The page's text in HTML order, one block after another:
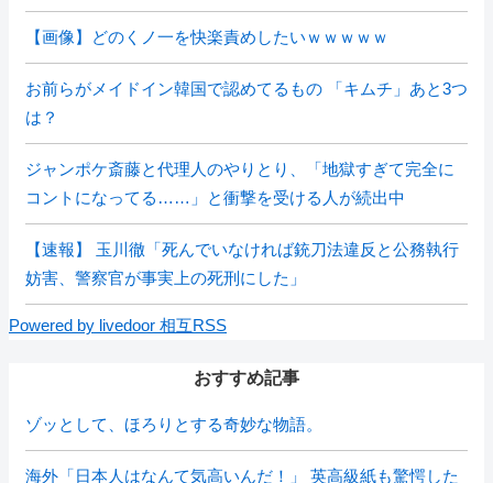
【画像】どのくノ一を快楽責めしたいｗｗｗｗｗ
お前らがメイドイン韓国で認めてるもの 「キムチ」あと3つ
は？
ジャンポケ斎藤と代理人のやりとり、「地獄すぎて完全に
コントになってる……」と衝撃を受ける人が続出中
【速報】 玉川徹「死んでいなければ銃刀法違反と公務執行
妨害、警察官が事実上の死刑にした」
Powered by livedoor 相互RSS
おすすめ記事
ゾッとして、ほろりとする奇妙な物語。
海外「日本人はなんて気高いんだ！」 英高級紙も驚愕した